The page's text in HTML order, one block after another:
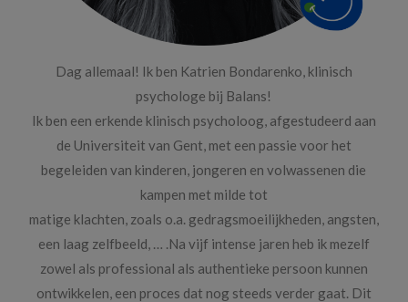
Dag allemaal! Ik ben Katrien Bondarenko, klinisch
psychologe bij Balans!
Ik ben een erkende klinisch psycholoog, afgestudeerd aan
de Universiteit van Gent, met een passie voor het
begeleiden van kinderen, jongeren en volwassenen die
kampen met milde tot
matige klachten, zoals o.a. gedragsmoeilijkheden, angsten,
een laag zelfbeeld, … .Na vijf intense jaren heb ik mezelf
zowel als professional als authentieke persoon kunnen
ontwikkelen, een proces dat nog steeds verder gaat. Dit